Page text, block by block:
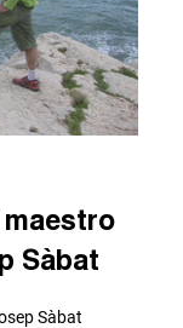
Sàbat
Sàbat